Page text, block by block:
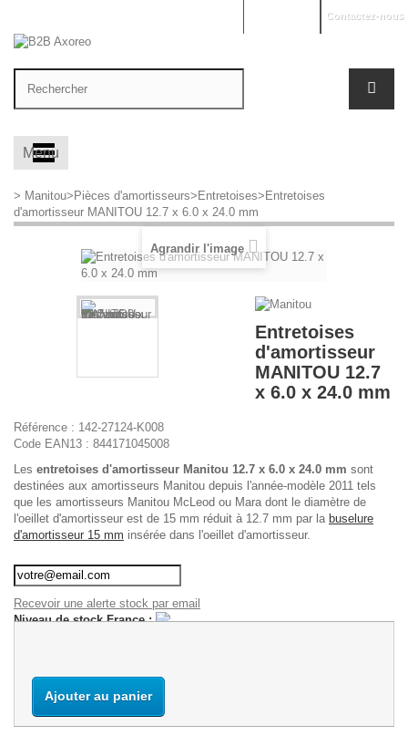
Contactez-nous
Menu
> Manitou> Pièces d'amortisseurs> Entretoises> Entretoises
d'amortisseur MANITOU 12.7 x 6.0 x 24.0 mm
Agrandir l'image
Entretoises
d'amortisseur
MANITOU 12.7
x 6.0 x 24.0 mm
Référence : 142-27124-K008
Code EAN13 : 844171045008
Les entretoises d'amortisseur Manitou 12.7 x 6.0 x 24.0 mm sont
destinées aux amortisseurs Manitou depuis l'année-modèle 2011 tels
que les amortisseurs Manitou McLeod ou Mara dont le diamètre de
l'oeillet d'amortisseur est de 15 mm réduit à 12.7 mm par la buselure
d'amortisseur 15 mm insérée dans l'oeillet d'amortisseur.
Recevoir une alerte stock par email
Niveau de stock France :
Ajouter au panier